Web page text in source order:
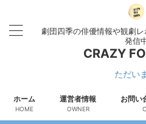
劇団四季の俳優情報や観劇
発信
CRAZY
ただいま
ホーム
HOME
運営者情報
OWNER
お問い